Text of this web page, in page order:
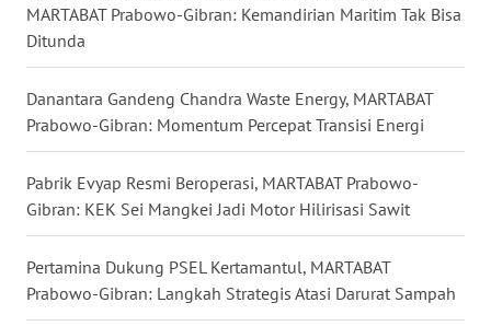
MARTABAT Prabowo-Gibran: Kemandirian Maritim Tak Bisa
Ditunda
Danantara Gandeng Chandra Waste Energy, MARTABAT
Prabowo-Gibran: Momentum Percepat Transisi Energi
Pabrik Evyap Resmi Beroperasi, MARTABAT Prabowo-
Gibran: KEK Sei Mangkei Jadi Motor Hilirisasi Sawit
Pertamina Dukung PSEL Kertamantul, MARTABAT
Prabowo-Gibran: Langkah Strategis Atasi Darurat Sampah
WN
GORONTALO
WN
SULUT
WN
MALUKU
MALUT